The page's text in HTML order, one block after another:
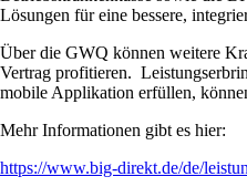
Lösungen für eine bessere,
Über die GWQ können weitere
Vertrag profitieren.
mobile Applikation erfüllen,
Mehr Informationen gibt es hier:
https://www.big-direkt.de/de/